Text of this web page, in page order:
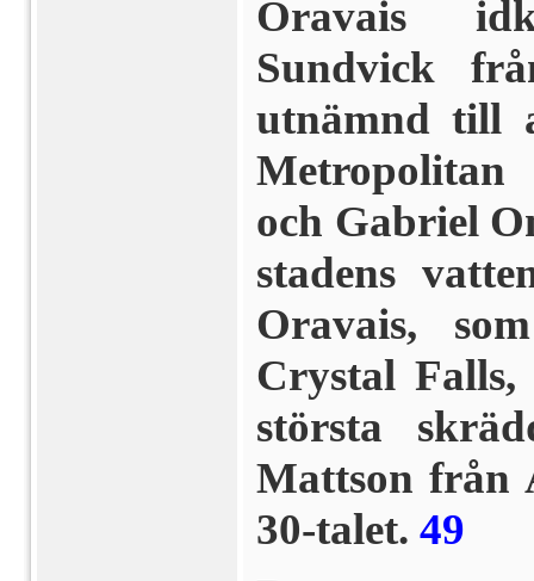
Oravais
Sundvick
utnämnd till
Metropolitan
och Gabriel
stadens
Oravais,
Crystal Falls,
största
Mattson från
30-talet. 49